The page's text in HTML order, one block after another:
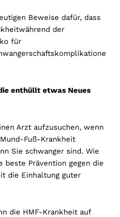
Beweise dafür, dass
der
für
enthüllt etwas Neues
Arzt aufzusuchen, wenn
Fuß-Krankheit
Sie schwanger sind. Wie
beste Prävention gegen die
die Einhaltung guter
die HMF-Krankheit auf